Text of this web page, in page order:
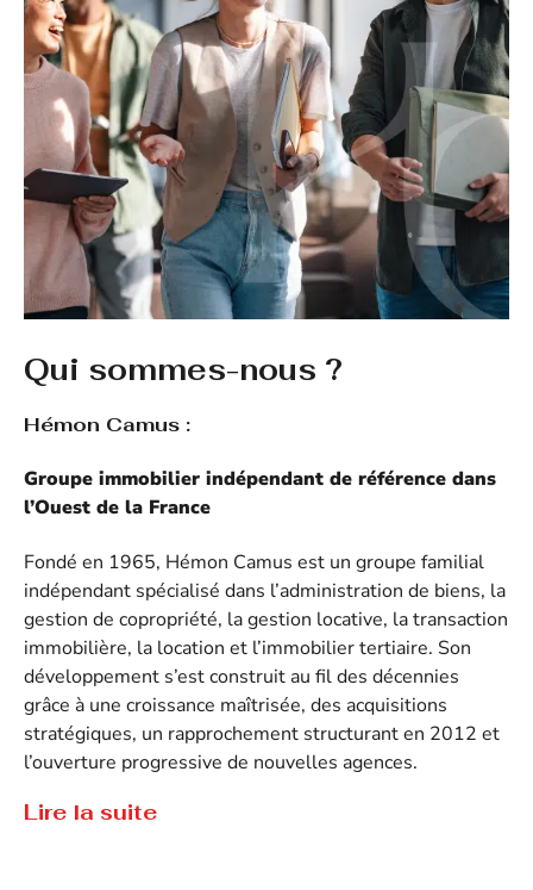
Qui sommes-nous ?
Hémon Camus :
Groupe immobilier indépendant de référence dans
l’Ouest de la France
Fondé en 1965, Hémon Camus est un groupe familial
indépendant spécialisé dans l’administration de biens, la
gestion de copropriété, la gestion locative, la transaction
immobilière, la location et l’immobilier tertiaire. Son
développement s’est construit au fil des décennies
grâce à une croissance maîtrisée, des acquisitions
stratégiques, un rapprochement structurant en 2012 et
l’ouverture progressive de nouvelles agences.
Lire la suite